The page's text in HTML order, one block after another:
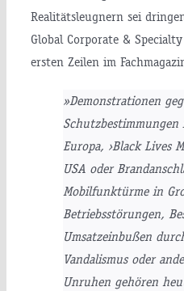
Realitätsleugnern sei
Global Corporate &
ersten Zeilen im
»Demonstrationen
Europa, ›Black Lives
USA oder
Mobilfunktürme in
Betriebsstörungen,
Umsatzeinbußen
Vandalismus oder
Unruhen gehören